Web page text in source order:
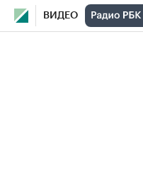
ВИДЕО